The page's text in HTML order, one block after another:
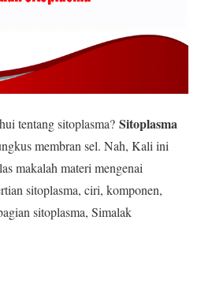
tentang sitoplasma? Sitoplasma
membran sel. Nah, Kali ini
makalah materi mengenai
sitoplasma, ciri, komponen,
sitoplasma, Simalak